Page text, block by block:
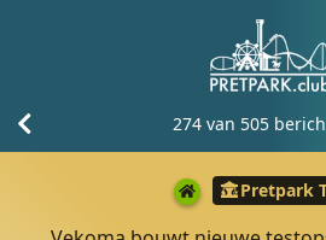
Pretpark
274 van 505